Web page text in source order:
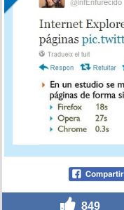
849